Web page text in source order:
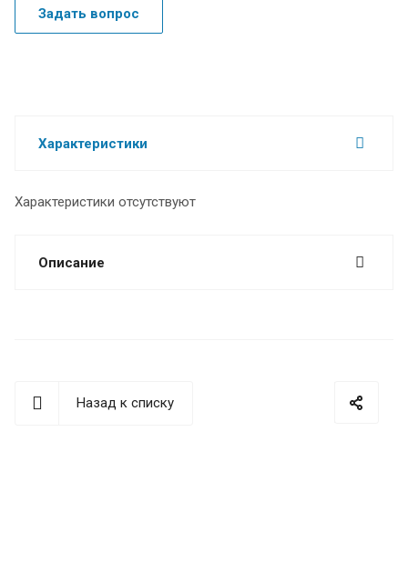
Задать вопрос
Характеристики
Характеристики отсутствуют
Описание
Назад к списку